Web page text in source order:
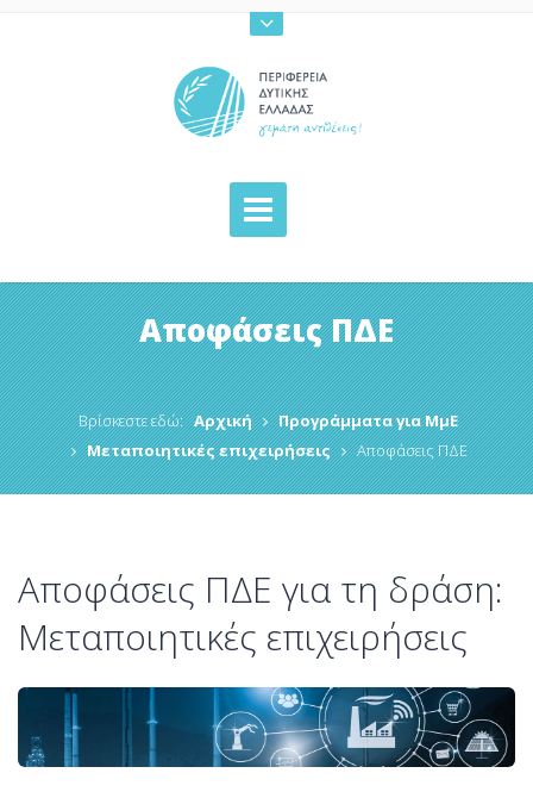
Αποφάσεις ΠΔΕ
Βρίσκεστε εδώ: Αρχική
Προγράμματα για ΜμΕ
Μεταποιητικές επιχειρήσεις
Αποφάσεις ΠΔΕ
Αποφάσεις ΠΔΕ για τη δράση:
Μεταποιητικές επιχειρήσεις